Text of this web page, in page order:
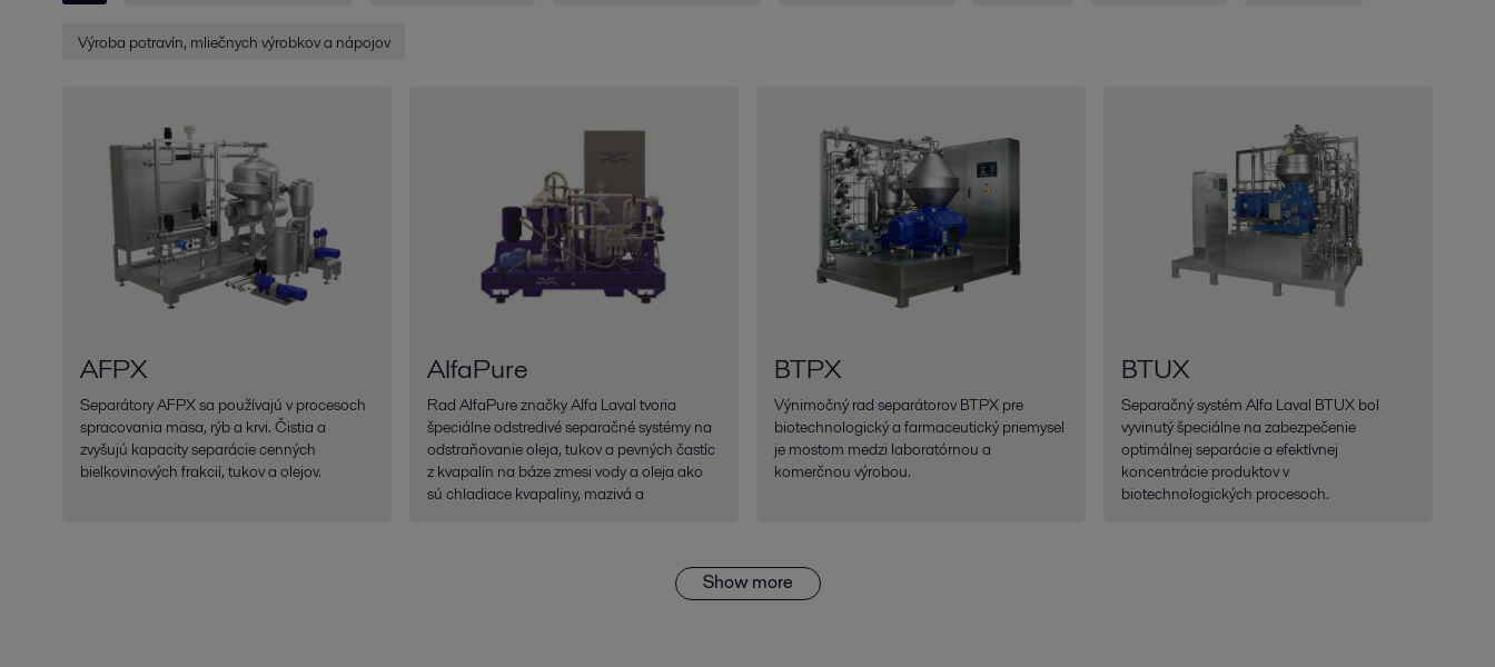
Výroba potravín, mliečnych výrobkov a nápojov
AFPX
Separátory AFPX sa používajú v procesoch
spracovania mäsa, rýb a krvi. Čistia a
zvyšujú kapacity separácie cenných
bielkovinových frakcií, tukov a olejov.
AlfaPure
Rad AlfaPure značky Alfa Laval tvoria
špeciálne odstredivé separačné systémy na
odstraňovanie oleja, tukov a pevných častíc
z kvapalín na báze zmesi vody a oleja ako
sú chladiace kvapaliny, mazivá a
BTPX
Výnimočný rad separátorov BTPX pre
biotechnologický a farmaceutický priemysel
je mostom medzi laboratórnou a
komerčnou výrobou.
BTUX
Separačný systém Alfa Laval BTUX bol
vyvinutý špeciálne na zabezpečenie
optimálnej separácie a efektívnej
koncentrácie produktov v
biotechnologických procesoch.
Show more